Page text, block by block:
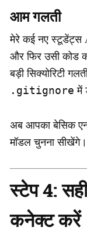
आम गलती
मेरे कई नए स्टूडेंट्स
और फिर उसी कोड
बड़ी सिक्योरिटी
.gitignore में
अब आपका बेसिक
मॉडल चुनना सीखेंगे।
स्टेप 4:
कनेक्ट करें